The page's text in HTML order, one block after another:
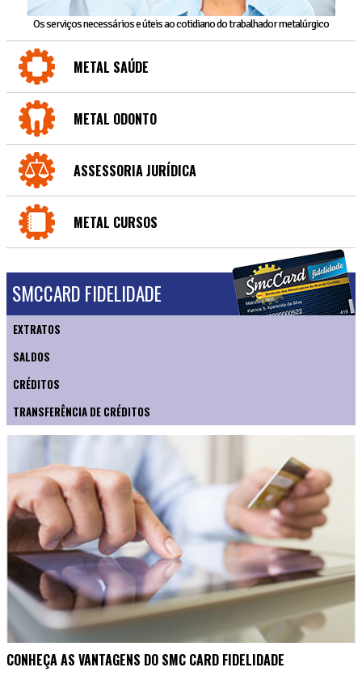
Os serviços necessários e úteis ao cotidiano do trabalhador metalúrgico
METAL SAÚDE
METAL ODONTO
ASSESSORIA JURÍDICA
METAL CURSOS
SMCCARD FIDELIDADE
EXTRATOS
SALDOS
CRÉDITOS
TRANSFERÊNCIA DE CRÉDITOS
CONHEÇA AS VANTAGENS DO SMC CARD FIDELIDADE